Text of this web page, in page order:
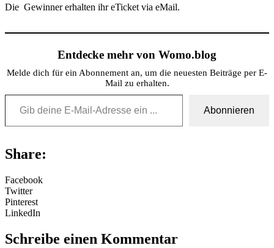
Die Gewinner erhalten ihr eTicket via eMail.
Entdecke mehr von Womo.blog
Melde dich für ein Abonnement an, um die neuesten Beiträge per E-
Mail zu erhalten.
Gib deine E-Mail-Adresse ein ...
Abonnieren
Share:
Facebook
Twitter
Pinterest
LinkedIn
Schreibe einen Kommentar